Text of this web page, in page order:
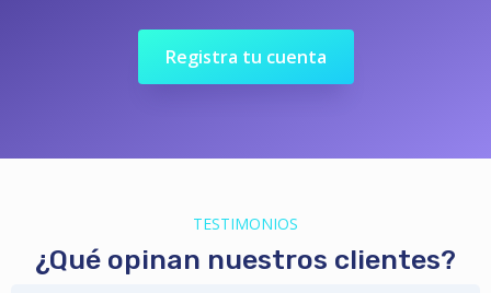
Registra tu cuenta
TESTIMONIOS
¿Qué opinan nuestros clientes?